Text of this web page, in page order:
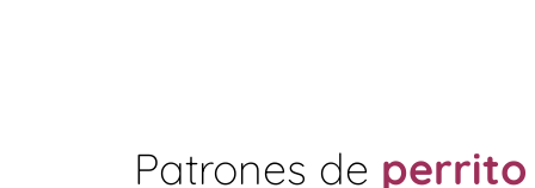
Patrones de perrito